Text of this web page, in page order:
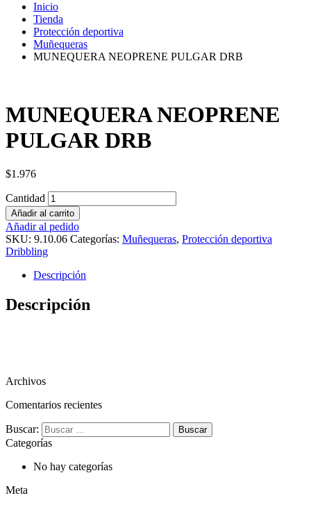
Inicio
Tienda
Protección deportiva
Muñequeras
MUNEQUERA NEOPRENE PULGAR DRB
MUNEQUERA NEOPRENE
PULGAR DRB
$1.976
Cantidad
Añadir al carrito
Añadir al pedido
SKU: 9.10.06 Categorías: Muñequeras, Protección deportiva
Dribbling
Descripción
Descripción
Archivos
Comentarios recientes
Buscar:
Categorías
No hay categorías
Meta